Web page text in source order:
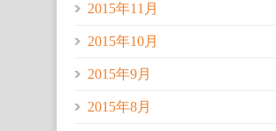
2015年11月
2015年10月
2015年9月
2015年8月